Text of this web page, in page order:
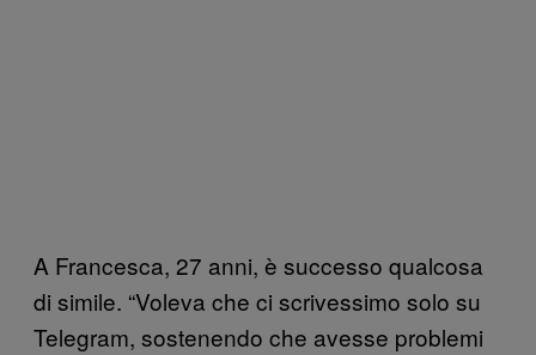
A Francesca, 27 anni, è successo qualcosa
di simile. “Voleva che ci scrivessimo solo su
Telegram, sostenendo che avesse problemi